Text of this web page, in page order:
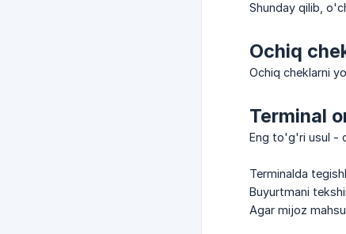
Shunday qilib,
Ochiq
Ochiq cheklarni
Terminal
Eng to'g'ri usul -
Terminalda
Buyurtmani
Agar mijoz